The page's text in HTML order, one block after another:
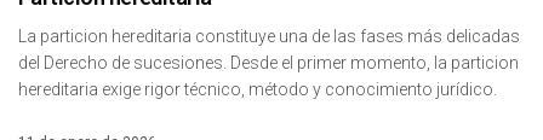
La particion hereditaria constituye una de las fases más delicadas
del Derecho de sucesiones. Desde el primer momento, la particion
hereditaria exige rigor técnico, método y conocimiento jurídico.